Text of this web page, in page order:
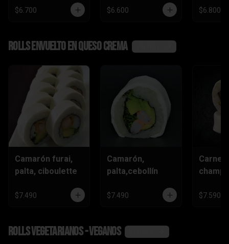
crema,almendra
$6.700 $6.600
piñón)
$6.800
Rolls envuelto en queso crema
Camarón furai,
palta, ciboulette
$7.490
Camarón,
palta,cebollín
$7.490
Carne,
$7.590
Rolls vegetarianos - veganos